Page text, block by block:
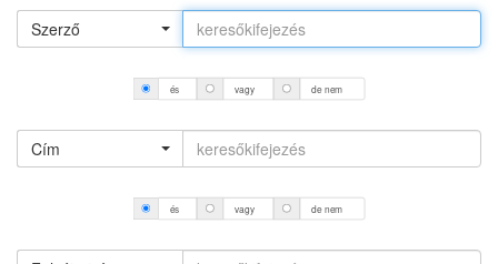
Szerző
és vagy de nem
Cím
és vagy de nem